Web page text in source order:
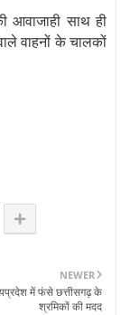
आवाजाही साथ ही
वाहनों के चालकों
NEWER
में फंसे छत्तीसगढ़ के
श्रमिकों की मदद